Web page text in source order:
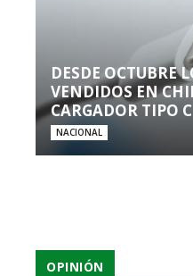
DESDE OCTUBRE
VENDIDOS EN
CARGADOR TIPO C
NACIONAL
OPINIÓN